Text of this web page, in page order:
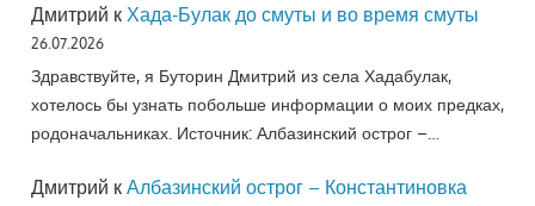
Дмитрий к Хада-Булак до смуты и во время смуты
26.07.2026
Здравствуйте, я Буторин Дмитрий из села Хадабулак,
хотелось бы узнать побольше информации о моих предках,
родоначальниках. Источник: Албазинский острог –…
Дмитрий к Албазинский острог – Константиновка